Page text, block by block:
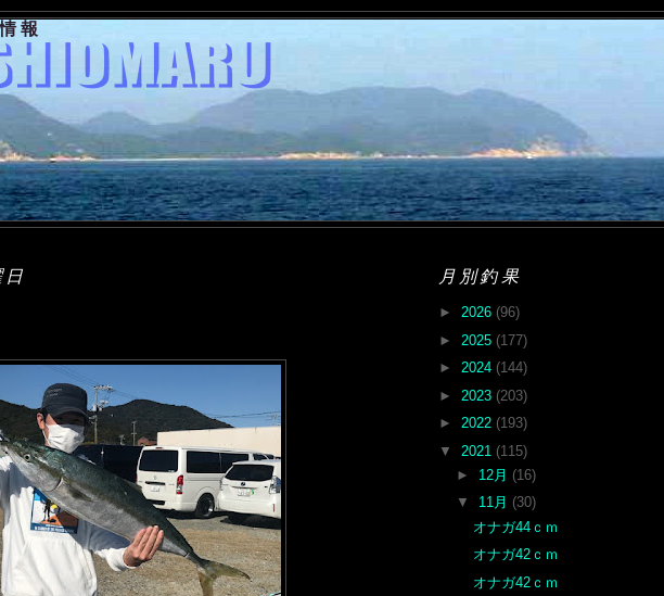
報
月別釣果
► 2026 (96)
► 2025 (177)
► 2024 (144)
► 2023 (203)
► 2022 (193)
▼ 2021 (115)
► 12月 (16)
▼ 11月 (30)
オナガ44ｃｍ
オナガ42ｃｍ
オナガ42ｃｍ